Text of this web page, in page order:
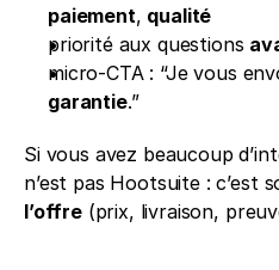
paiement, qualité
priorité aux questions
micro-CTA : “Je vous
garantie.”
Si vous avez beaucoup
n’est pas Hootsuite : c’est
l’offre (prix, livraison,